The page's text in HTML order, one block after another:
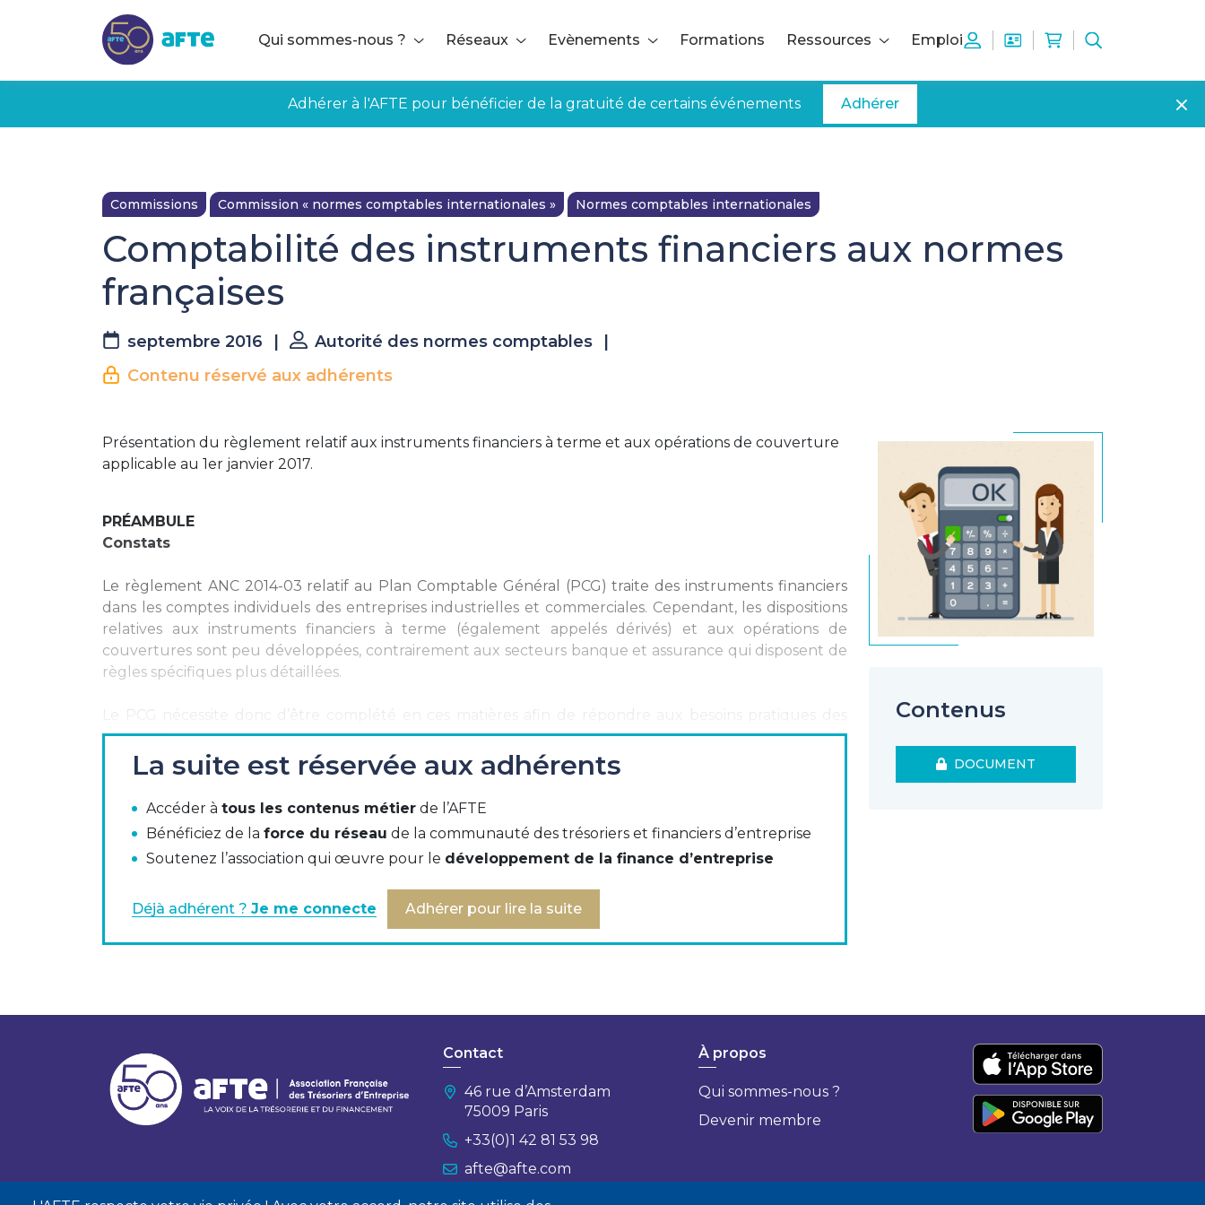
Qui sommes-nous ? Réseaux Evènements Formations Ressources Emploi
Adhérer à l'AFTE pour bénéficier de la gratuité de certains événements Adhérer
Commissions Commission « normes comptables internationales » Normes comptables internationales
Comptabilité des instruments financiers aux normes
françaises
septembre 2016 Autorité des normes comptables
Contenu réservé aux adhérents
Présentation du règlement relatif aux instruments financiers à terme et aux opérations de couverture
applicable au 1er janvier 2017.
PRÉAMBULE
Constats
Le règlement ANC 2014-03 relatif au Plan Comptable Général (PCG) traite des instruments financiers
dans les comptes individuels des entreprises industrielles et commerciales. Cependant, les dispositions
relatives aux instruments financiers à terme (également appelés dérivés) et aux opérations de
couvertures sont peu développées, contrairement aux secteurs banque et assurance qui disposent de
règles spécifiques plus détaillées.
Le PCG nécessite donc d’être complété en ces matières afin de répondre aux besoins pratiques des
entreprises.
Tel est l’objet de ce règlement qui modifié le règlement ANC n°2014-03 relatif au Plan Comptable
Général en y insérant des dispositions dédiées aux instruments financiers à terme et aux opérations de
couverture. Ces dispositions constituent la section 8 « Dispositions relatives aux instruments financiers à
terme et aux opérations de couverture » du chapitre II « Opérations de nature spécifique » du Titre VI «
Dispositions et opérations de nature spécifique » du Livre II « Modalités particulières d’applications des
principes généraux » du Plan Comptable général.
La suite est réservée aux adhérents
Accéder à tous les contenus métier de l’AFTE
Bénéficiez de la force du réseau de la communauté des trésoriers et financiers d’entreprise
Soutenez l’association qui œuvre pour le développement de la finance d’entreprise
Déjà adhérent ? Je me connecte Adhérer pour lire la suite
Contenus
DOCUMENT
Contact
46 rue d’Amsterdam
75009 Paris
+33(0)1 42 81 53 98
afte@afte.com
À propos
Qui sommes-nous ?
Devenir membre